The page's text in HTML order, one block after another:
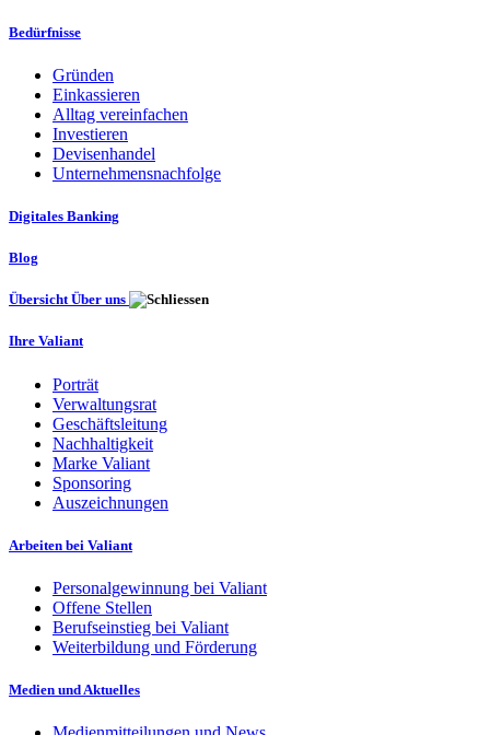
Bedürfnisse
Gründen
Einkassieren
Alltag vereinfachen
Investieren
Devisenhandel
Unternehmensnachfolge
Digitales Banking
Blog
Übersicht Über uns
Ihre Valiant
Porträt
Verwaltungsrat
Geschäftsleitung
Nachhaltigkeit
Marke Valiant
Sponsoring
Auszeichnungen
Arbeiten bei Valiant
Personalgewinnung bei Valiant
Offene Stellen
Berufseinstieg bei Valiant
Weiterbildung und Förderung
Medien und Aktuelles